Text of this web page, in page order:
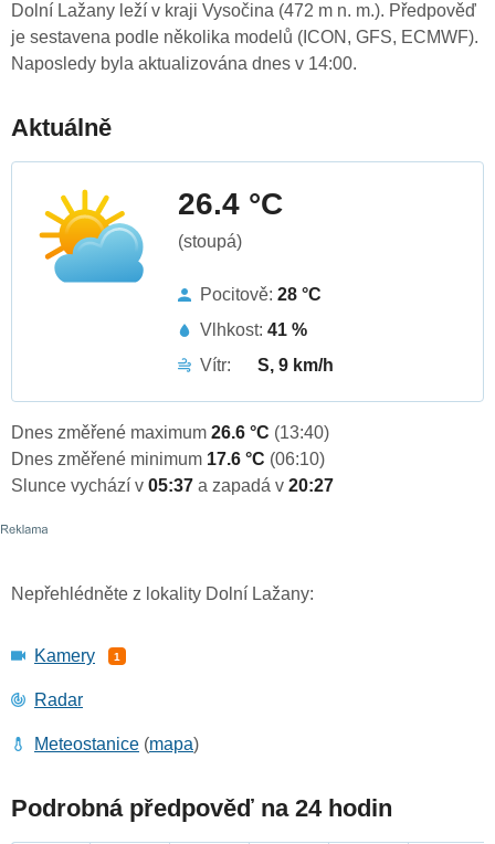
Dolní Lažany leží v kraji Vysočina (472 m n. m.). Předpověď
je sestavena podle několika modelů (ICON, GFS, ECMWF).
Naposledy byla aktualizována dnes v 14:00.
Aktuálně
26.4 °C
(stoupá)
Pocitově: 28 °C
Vlhkost: 41 %
Vítr:
S, 9 km/h
Dnes změřené maximum 26.6 °C (13:40)
Dnes změřené minimum 17.6 °C (06:10)
Slunce vychází v 05:37 a zapadá v 20:27
Nepřehlédněte z lokality Dolní Lažany:
Kamery 1
Radar
Meteostanice (mapa)
Podrobná předpověď na 24 hodin